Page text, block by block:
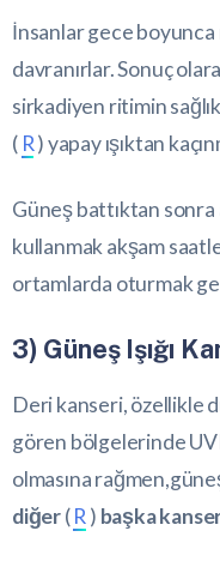
İnsanlar gece boyunca
davranırlar. Sonuç
sirkadiyen ritimin
( R) yapay ışıktan
Güneş battıktan
kullanmak akşam
ortamlarda oturmak
3) Güneş Işığı
Deri kanseri, özellikle
gören bölgelerinde
olmasına
diğer(R) başka